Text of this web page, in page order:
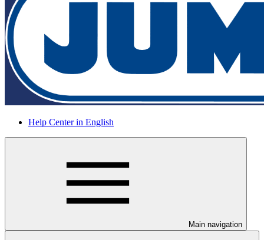
Help Center in English
Main navigation